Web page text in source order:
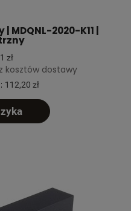
MDQNL-2020-K11 |
zł
kosztów dostawy
112,20 zł